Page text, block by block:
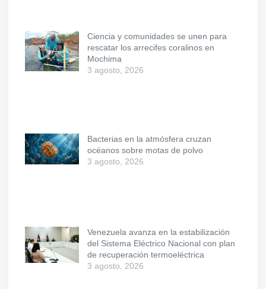
Ciencia y comunidades se unen para
rescatar los arrecifes coralinos en
Mochima
3 agosto, 2026
Bacterias en la atmósfera cruzan
océanos sobre motas de polvo
3 agosto, 2026
Venezuela avanza en la estabilización
del Sistema Eléctrico Nacional con plan
de recuperación termoeléctrica
3 agosto, 2026